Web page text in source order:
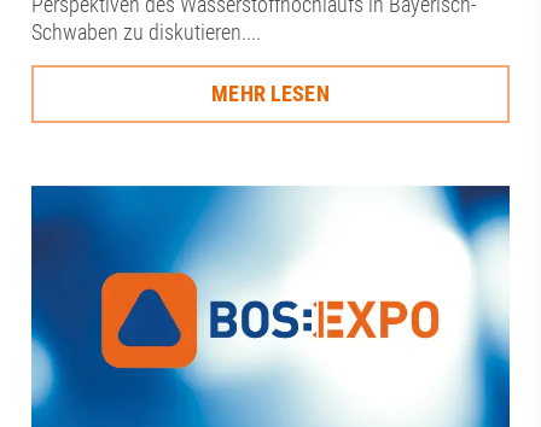
Schwaben zu diskutieren....
MEHR LESEN